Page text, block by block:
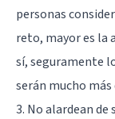
personas
reto, mayor es la
sí, seguramente
serán mucho más
3. No alardean de